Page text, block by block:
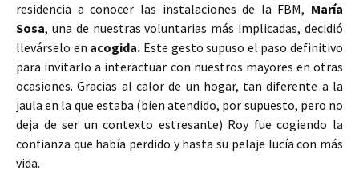
residencia a conocer las instalaciones de la FBM, María
Sosa, una de nuestras voluntarias más implicadas, decidió
llevárselo en acogida. Este gesto supuso el paso definitivo
para invitarlo a interactuar con nuestros mayores en otras
ocasiones. Gracias al calor de un hogar, tan diferente a la
jaula en la que estaba (bien atendido, por supuesto, pero no
deja de ser un contexto estresante) Roy fue cogiendo la
confianza que había perdido y hasta su pelaje lucía con más
vida.